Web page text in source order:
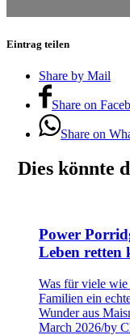
Eintrag teilen
Share by Mail
Share on
Share on
Dies könnte
Power
Leben retten
Was für viele
Familien ein
Wunder aus
March 2026/by